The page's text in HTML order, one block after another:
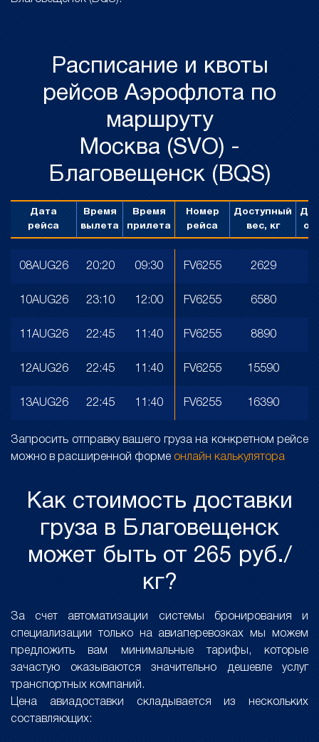
Расписание и квоты
рейсов Аэрофлота по
маршруту
Москва (SVO) -
Благовещенск (BQS)
Дата
рейса
Время
вылета
Время
прилета
Номер
рейса
Доступный
вес, кг
08AUG26 20:20 09:30 FV6255 2629
10AUG26 23:10 12:00 FV6255 6580
11AUG26 22:45 11:40 FV6255 8890
12AUG26 22:45 11:40 FV6255 15590
13AUG26 22:45 11:40 FV6255 16390
Запросить отправку вашего груза на конкретном рейсе
можно в расширенной форме онлайн калькулятора
Как стоимость доставки
груза в Благовещенск
может быть от 265 руб./
кг?
За счет автоматизации системы бронирования и
специализации только на авиаперевозках мы можем
предложить вам минимальные тарифы, которые
зачастую оказываются значительно дешевле услуг
транспортных компаний.
Цена авиадоставки складывается из нескольких
составляющих: